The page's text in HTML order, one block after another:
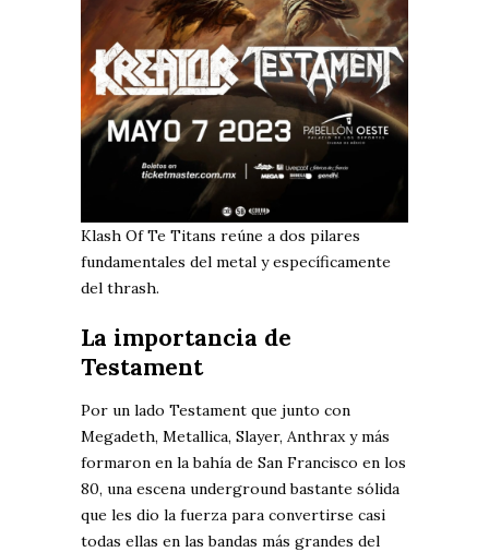
Klash Of Te Titans reúne a dos pilares
fundamentales del metal y específicamente
del thrash.
La importancia de
Testament
Por un lado Testament que junto con
Megadeth, Metallica, Slayer, Anthrax y más
formaron en la bahía de San Francisco en los
80, una escena underground bastante sólida
que les dio la fuerza para convertirse casi
todas ellas en las bandas más grandes del